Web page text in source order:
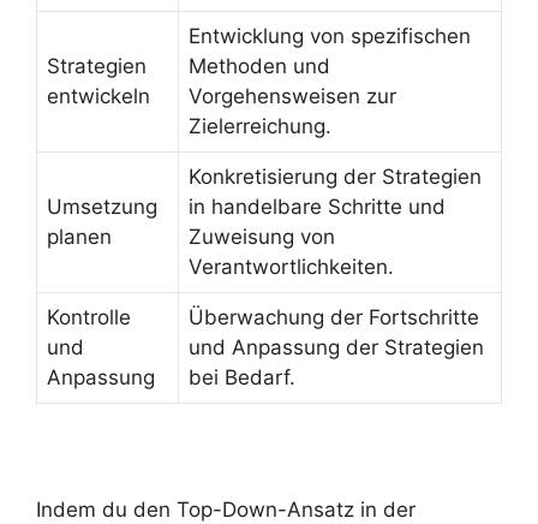
Strategien
entwickeln
Entwicklung von spezifischen
Methoden und
Vorgehensweisen zur
Zielerreichung.
Umsetzung
planen
Konkretisierung der Strategien
in handelbare Schritte und
Zuweisung von
Verantwortlichkeiten.
Kontrolle
und
Anpassung
Überwachung der Fortschritte
und Anpassung der Strategien
bei Bedarf.
Indem du den Top-Down-Ansatz in der